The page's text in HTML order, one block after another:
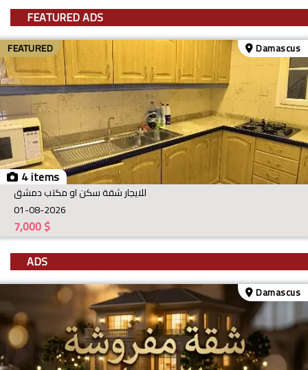
FEATURED ADS
4 items
FEATURED Damascus
للايجار شقة سكن او مكتب دمشق
01-08-2026
$
7,000
ADS
Damascus